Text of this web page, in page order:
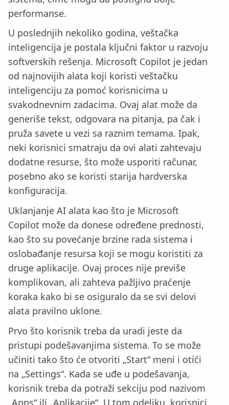
performanse.
U poslednjih nekoliko godina, veštačka
inteligencija je postala ključni faktor u razvoju
softverskih rešenja. Microsoft Copilot je jedan
od najnovijih alata koji koristi veštačku
inteligenciju za pomoć korisnicima u
svakodnevnim zadacima. Ovaj alat može da
generiše tekst, odgovara na pitanja, pa čak i
pruža savete u vezi sa raznim temama. Ipak,
neki korisnici smatraju da ovi alati zahtevaju
dodatne resurse, što može usporiti računar,
posebno ako se koristi starija hardverska
konfiguracija.
Uklanjanje AI alata kao što je Microsoft
Copilot može da donese određene prednosti,
kao što su povećanje brzine rada sistema i
oslobađanje resursa koji se mogu koristiti za
druge aplikacije. Ovaj proces nije previše
komplikovan, ali zahteva pažljivo praćenje
koraka kako bi se osiguralo da se svi delovi
alata pravilno uklone.
Prvo što korisnik treba da uradi jeste da
pristupi podešavanjima sistema. To se može
učiniti tako što će otvoriti „Start“ meni i otići
na „Settings“. Kada se uđe u podešavanja,
korisnik treba da potraži sekciju pod nazivom
„Apps“ ili „Aplikacije“. U tom odeljku, korisnici